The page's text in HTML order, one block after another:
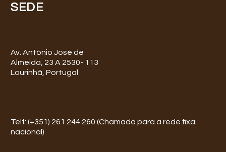
SEDE
Av. António José de
Almeida, 23 A 2530- 113
Lourinhã, Portugal
Telf: (+351) 261 244 260 (Chamada para a rede fixa
nacional)